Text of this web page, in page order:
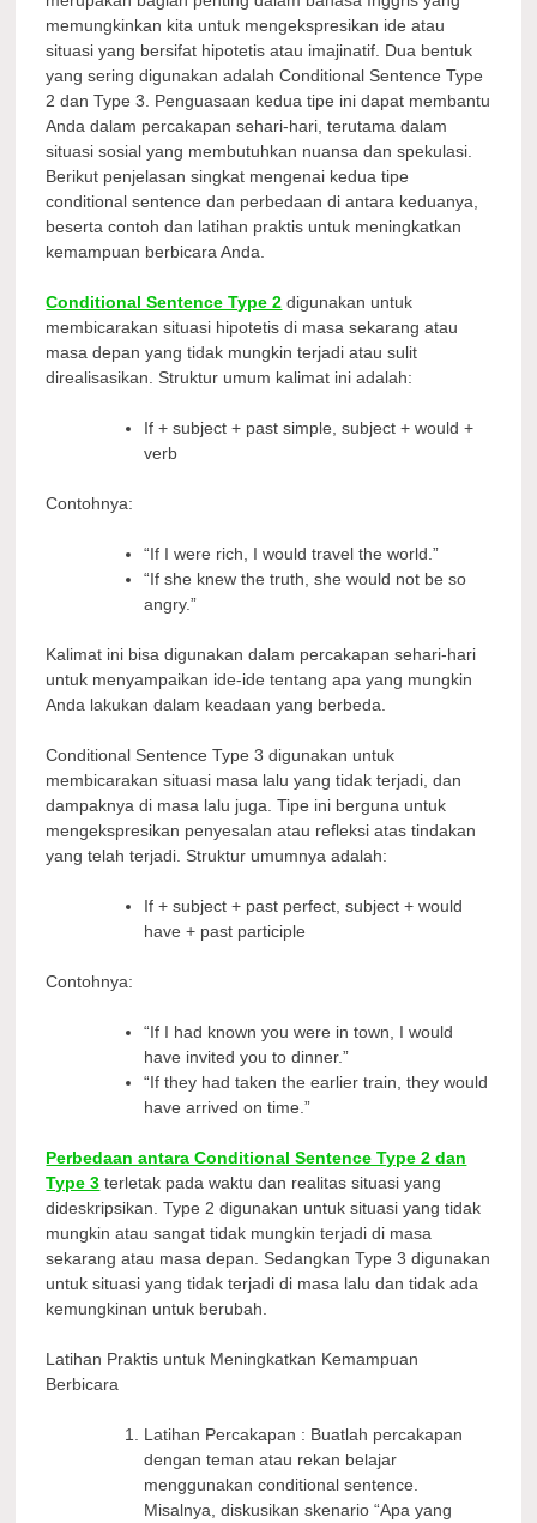
memungkinkan kita untuk mengekspresikan ide atau
situasi yang bersifat hipotetis atau imajinatif. Dua bentuk
yang sering digunakan adalah Conditional Sentence Type
2 dan Type 3. Penguasaan kedua tipe ini dapat membantu
Anda dalam percakapan sehari-hari, terutama dalam
situasi sosial yang membutuhkan nuansa dan spekulasi.
Berikut penjelasan singkat mengenai kedua tipe
conditional sentence dan perbedaan di antara keduanya,
beserta contoh dan latihan praktis untuk meningkatkan
kemampuan berbicara Anda.
Conditional Sentence Type 2 digunakan untuk
membicarakan situasi hipotetis di masa sekarang atau
masa depan yang tidak mungkin terjadi atau sulit
direalisasikan. Struktur umum kalimat ini adalah:
If + subject + past simple, subject + would +
verb
Contohnya:
“If I were rich, I would travel the world.”
“If she knew the truth, she would not be so
angry.”
Kalimat ini bisa digunakan dalam percakapan sehari-hari
untuk menyampaikan ide-ide tentang apa yang mungkin
Anda lakukan dalam keadaan yang berbeda.
Conditional Sentence Type 3 digunakan untuk
membicarakan situasi masa lalu yang tidak terjadi, dan
dampaknya di masa lalu juga. Tipe ini berguna untuk
mengekspresikan penyesalan atau refleksi atas tindakan
yang telah terjadi. Struktur umumnya adalah:
If + subject + past perfect, subject + would
have + past participle
Contohnya:
“If I had known you were in town, I would
have invited you to dinner.”
“If they had taken the earlier train, they would
have arrived on time.”
Perbedaan antara Conditional Sentence Type 2 dan
Type 3 terletak pada waktu dan realitas situasi yang
dideskripsikan. Type 2 digunakan untuk situasi yang tidak
mungkin atau sangat tidak mungkin terjadi di masa
sekarang atau masa depan. Sedangkan Type 3 digunakan
untuk situasi yang tidak terjadi di masa lalu dan tidak ada
kemungkinan untuk berubah.
Latihan Praktis untuk Meningkatkan Kemampuan
Berbicara
Latihan Percakapan : Buatlah percakapan
dengan teman atau rekan belajar
menggunakan conditional sentence.
Misalnya, diskusikan skenario “Apa yang